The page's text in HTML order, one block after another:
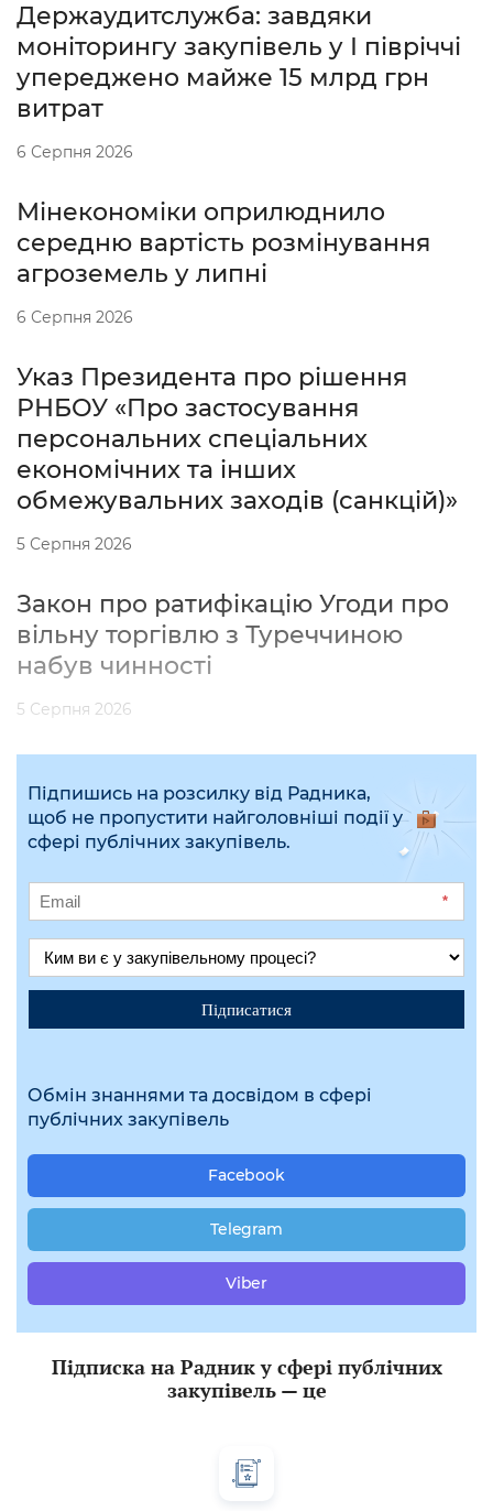
Держаудитслужба: завдяки
моніторингу закупівель у І півріччі
упереджено майже 15 млрд грн
витрат
6 Серпня 2026
Мінекономіки оприлюднило
середню вартість розмінування
агроземель у липні
6 Серпня 2026
Указ Президента про рішення
РНБОУ «Про застосування
персональних спеціальних
економічних та інших
обмежувальних заходів (санкцій)»
5 Серпня 2026
Закон про ратифікацію Угоди про
вільну торгівлю з Туреччиною
набув чинності
5 Серпня 2026
Підпишись на розсилку від Радника,
щоб не пропустити найголовніші події у
сфері публічних закупівель.
*
Підписатися
Обмін знаннями та досвідом в сфері
публічних закупівель
Facebook
Telegram
Viber
Підписка на Радник у сфері публічних
закупівель — це